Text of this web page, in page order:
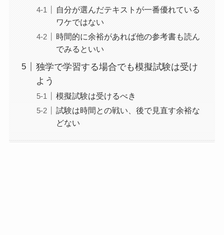
自分が選んだテキストが一番優れている
ワケではない
時間的に余裕があれば他の参考書も読ん
でみるといい
独学で学習する場合でも模擬試験は受け
よう
模擬試験は受けるべき
試験は時間との戦い、後で見直す余裕な
どない